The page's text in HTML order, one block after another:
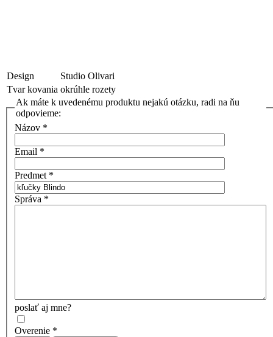
Design
Studio Olivari
Tvar kovania okrúhle rozety
Ak máte k uvedenému produktu nejakú otázku, radi na ňu
odpovieme:
Názov *
Email *
Predmet *
Správa *
poslať aj mne?
Overenie *